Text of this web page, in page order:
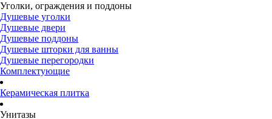
Уголки, ограждения и поддоны
Душевые уголки
Душевые двери
Душевые поддоны
Душевые шторки для ванны
Душевые перегородки
Комплектующие
Керамическая плитка
Унитазы